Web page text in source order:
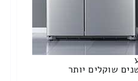
שוקלים יותר